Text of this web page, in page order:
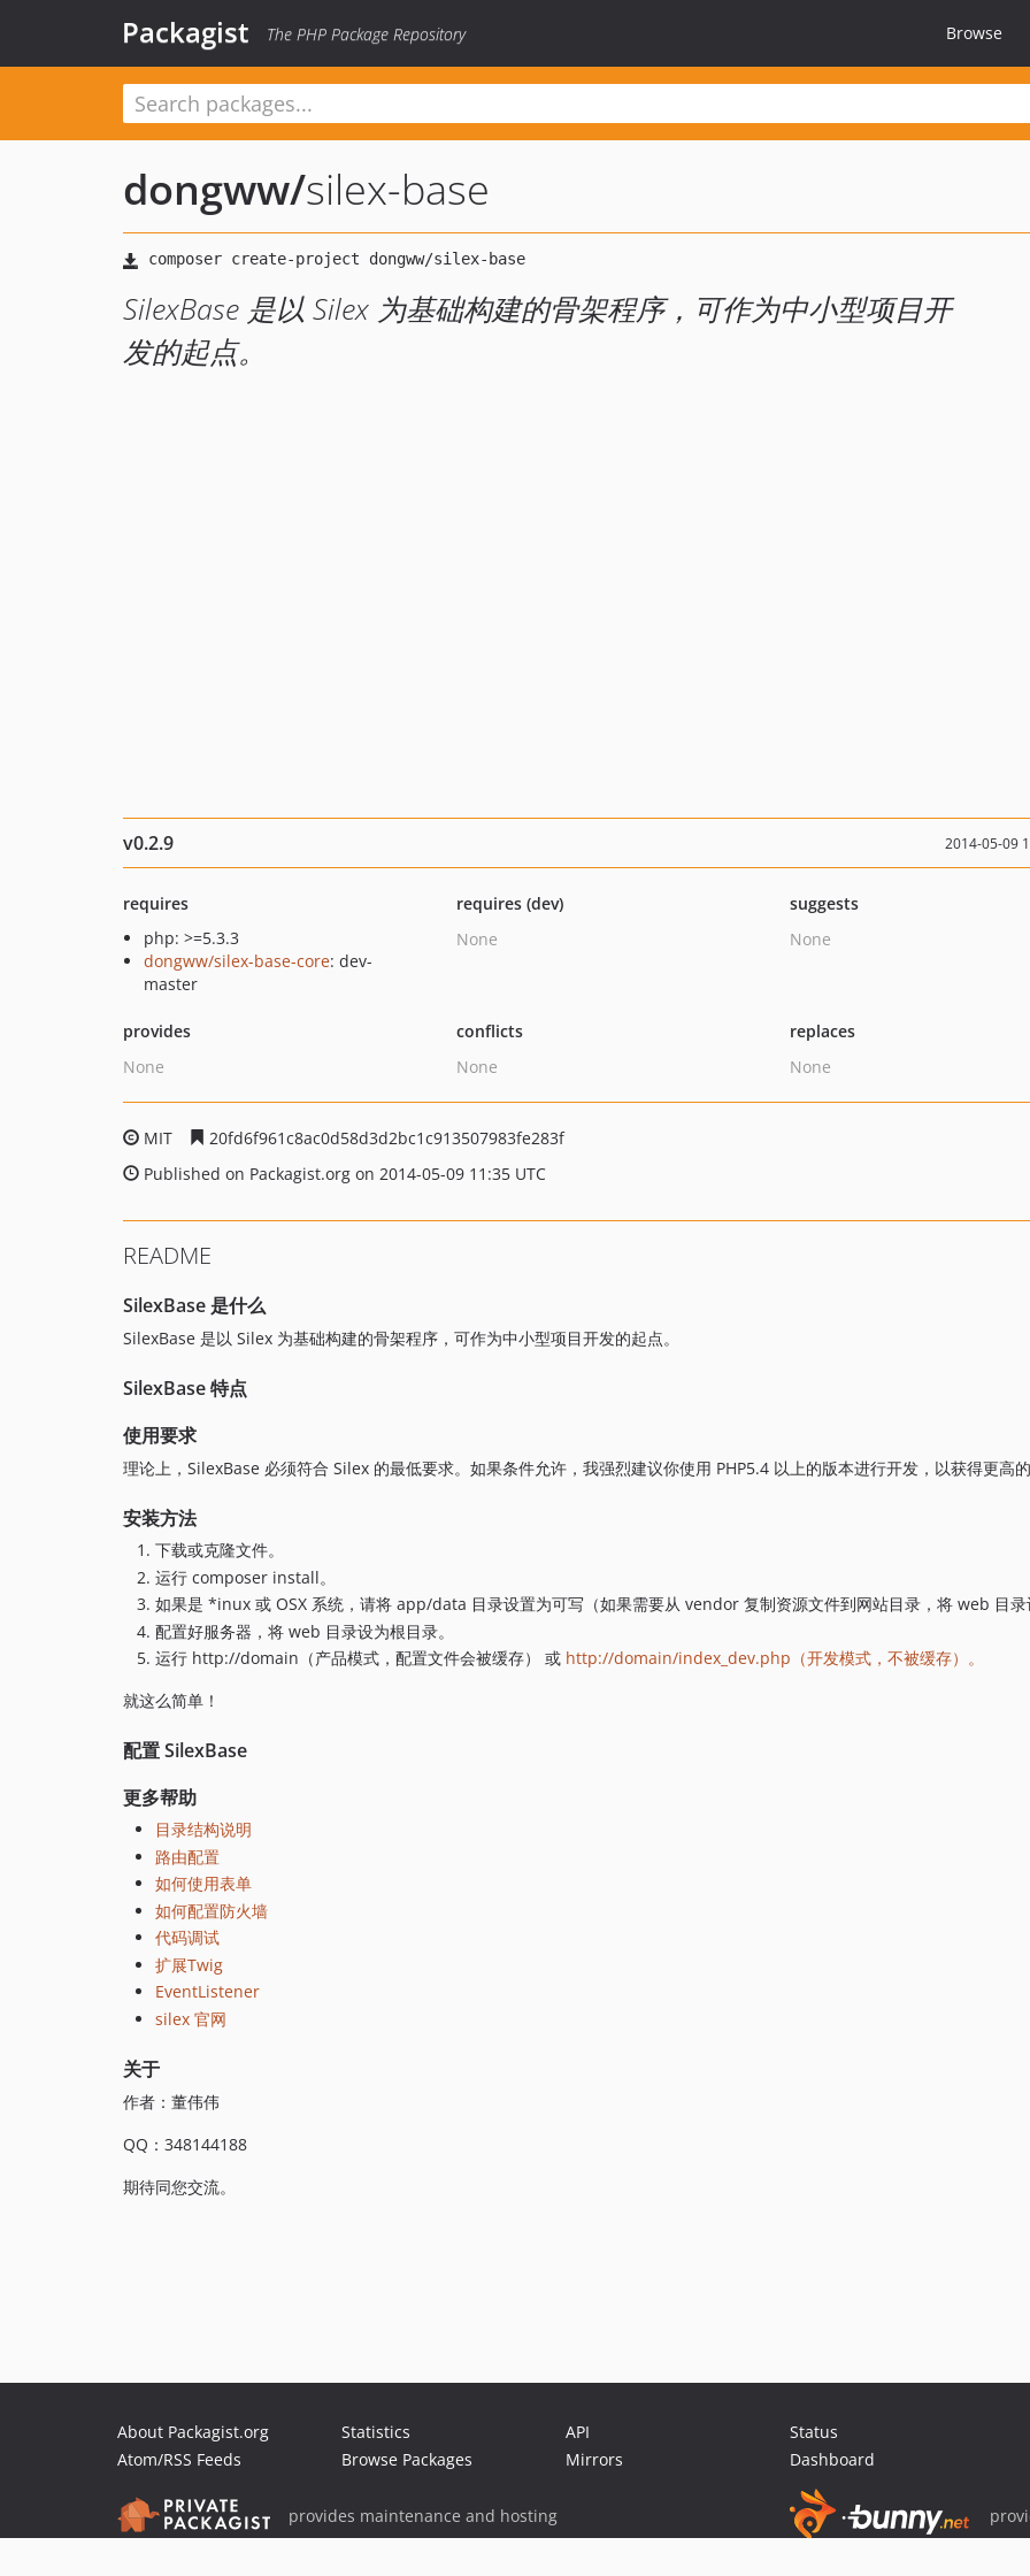
Packagist The PHP Package Repository Browse
dongww/silex-base
SilexBase 是以 Silex 为基础构建的骨架程序，可作为中小型项目开
发的起点。
v0.2.9 2014-05-09
requires
php: >=5.3.3
dongww/silex-base-core: dev-
master
requires (dev)
None
suggests
None
provides
None
conflicts
None
replaces
None
MIT
20fd6f961c8ac0d58d3d2bc1c913507983fe283f
Published on Packagist.org on 2014-05-09 11:35 UTC
README
SilexBase 是什么
SilexBase 是以 Silex 为基础构建的骨架程序，可作为中小型项目开发的起点。
SilexBase 特点
使用要求
理论上，SilexBase 必须符合 Silex 的最低要求。如果条件允许，我强烈建议你使用 PHP5.4 以上的版本进行开发，以获得更高的
安装方法
下载或克隆文件。
运行 composer install。
如果是 *inux 或 OSX 系统，请将 app/data 目录设置为可写（如果需要从 vendor 复制资源文件到网站目录，将 web 目录
配置好服务器，将 web 目录设为根目录。
运行 http://domain（产品模式，配置文件会被缓存） 或 http://domain/index_dev.php（开发模式，不被缓存）。
就这么简单！
配置 SilexBase
更多帮助
目录结构说明
路由配置
如何使用表单
如何配置防火墙
代码调试
扩展Twig
EventListener
silex 官网
关于
作者：董伟伟
QQ：348144188
期待同您交流。
About Packagist.org
Atom/RSS Feeds
Statistics
Browse Packages
API
Mirrors
Status
Dashboard
provides maintenance and hosting